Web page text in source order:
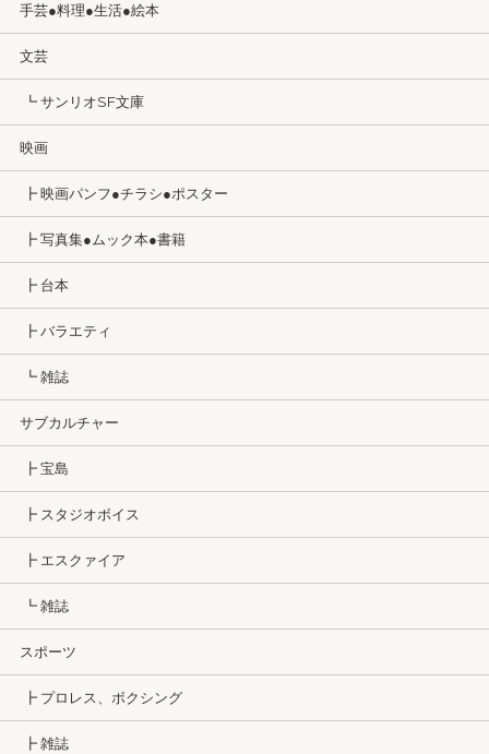
手芸●料理●生活●絵本
文芸
┗ サンリオSF文庫
映画
┣ 映画パンフ●チラシ●ポスター
┣ 写真集●ムック本●書籍
┣ 台本
┣ バラエティ
┗ 雑誌
サブカルチャー
┣ 宝島
┣ スタジオボイス
┣ エスクァイア
┗ 雑誌
スポーツ
┣ プロレス、ボクシング
┣ 雑誌